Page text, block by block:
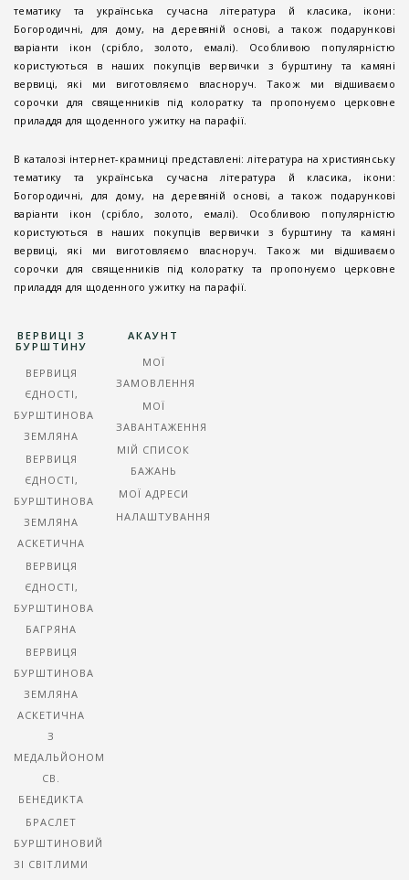
тематику та українська сучасна література й класика, ікони:
Богородичні, для дому, на деревяній основі, а також подарункові
варіанти ікон (срібло, золото, емалі). Особливою популярністю
користуються в наших покупців вервички з бурштину та камяні
вервиці, які ми виготовляємо власноруч. Також ми відшиваємо
сорочки для священників під колоратку та пропонуємо церковне
приладдя для щоденного ужитку на парафії.
В каталозі інтернет-крамниці представлені: література на християнську
тематику та українська сучасна література й класика, ікони:
Богородичні, для дому, на деревяній основі, а також подарункові
варіанти ікон (срібло, золото, емалі). Особливою популярністю
користуються в наших покупців вервички з бурштину та камяні
вервиці, які ми виготовляємо власноруч. Також ми відшиваємо
сорочки для священників під колоратку та пропонуємо церковне
приладдя для щоденного ужитку на парафії.
ВЕРВИЦІ З
БУРШТИНУ
ВЕРВИЦЯ
ЄДНОСТІ,
БУРШТИНОВА
ЗЕМЛЯНА
ВЕРВИЦЯ
ЄДНОСТІ,
БУРШТИНОВА
ЗЕМЛЯНА
АСКЕТИЧНА
ВЕРВИЦЯ
ЄДНОСТІ,
БУРШТИНОВА
БАГРЯНА
ВЕРВИЦЯ
БУРШТИНОВА
ЗЕМЛЯНА
АСКЕТИЧНА
З
МЕДАЛЬЙОНОМ
СВ.
БЕНЕДИКТА
БРАСЛЕТ
БУРШТИНОВИЙ
ЗІ СВІТЛИМИ
АКАУНТ
МОЇ
ЗАМОВЛЕННЯ
МОЇ
ЗАВАНТАЖЕННЯ
МІЙ СПИСОК
БАЖАНЬ
МОЇ АДРЕСИ
НАЛАШТУВАННЯ